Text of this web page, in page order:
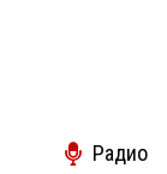
Радио